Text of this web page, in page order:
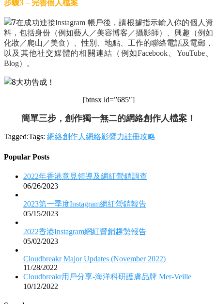
步驟3 – 完善個人檔案
在成功連接Instagram 帳戶後，請根據指示輸入你的個人資
料，包括身份（例如藝人／美容博客／攝影師）、興趣（例如
化妝／爬山／美食）、性別、地點、工作的聯絡電話及電郵，
以及其他社交媒體的相關連結（例如Facebook、YouTube、
Blog）。
大功告成！
[btnsx id=”685″]
簡單三步，創作獨一無二的網絡創作人檔案！
Tagged:Tags: 網絡創作人 網絡影響力註冊攻略
Popular Posts
2022年香港意見領導及網紅營銷調查
06/26/2023
2023第一季度Instagram網紅營銷報告
05/15/2023
2022香港Instagram網紅營銷趨勢報告
05/02/2023
Cloudbreakr Major Updates (November 2022)
11/28/2022
Cloudbreakr用戶分享-海洋科研護膚品牌 Mer-Veille
10/12/2022